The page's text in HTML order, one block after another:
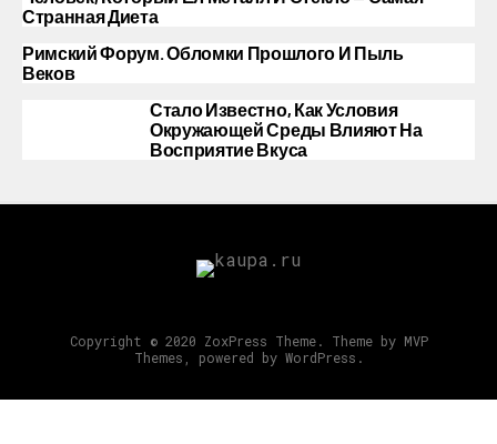
Странная Диета
Римский Форум. Обломки Прошлого И Пыль
Веков
Стало Известно, Как Условия
Окружающей Среды Влияют На
Восприятие Вкуса
Copyright © 2020 ZoxPress Theme. Theme by MVP
Themes, powered by WordPress.